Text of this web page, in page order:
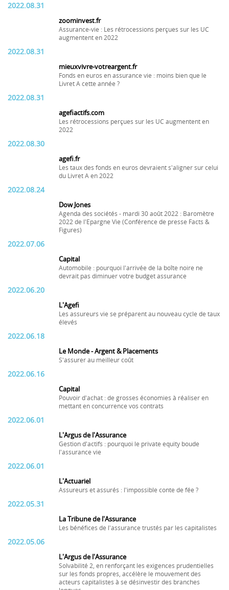
2022.08.31
zoominvest.fr
Assurance-vie : Les rétrocessions perçues sur les UC
augmentent en 2022
2022.08.31
mieuxvivre-votreargent.fr
Fonds en euros en assurance vie : moins bien que le
Livret A cette année ?
2022.08.31
agefiactifs.com
Les rétrocessions perçues sur les UC augmentent en
2022
2022.08.30
agefi.fr
Les taux des fonds en euros devraient s'aligner sur celui
du Livret A en 2022
2022.08.24
Dow Jones
Agenda des sociétés - mardi 30 août 2022 : Baromètre
2022 de l'Epargne Vie (Conférence de presse Facts &
Figures)
2022.07.06
Capital
Automobile : pourquoi l'arrivée de la boîte noire ne
devrait pas diminuer votre budget assurance
2022.06.20
L'Agefi
Les assureurs vie se préparent au nouveau cycle de taux
élevés
2022.06.18
Le Monde - Argent & Placements
S'assurer au meilleur coût
2022.06.16
Capital
Pouvoir d'achat : de grosses économies à réaliser en
mettant en concurrence vos contrats
2022.06.01
L'Argus de l'Assurance
Gestion d'actifs : pourquoi le private equity boude
l'assurance vie
2022.06.01
L'Actuariel
Assureurs et assurés : l'impossible conte de fée ?
2022.05.31
La Tribune de l'Assurance
Les bénéfices de l'assurance trustés par les capitalistes
2022.05.06
L'Argus de l'Assurance
Solvabilité 2, en renforçant les exigences prudentielles
sur les fonds propres, accélère le mouvement des
acteurs capitalistes à se désinvestir des branches